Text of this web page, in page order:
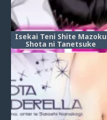
Isekai Teni Shite Mazoku
Shota ni Tanetsuke
Shitara Mechakucha
Natsukareta.